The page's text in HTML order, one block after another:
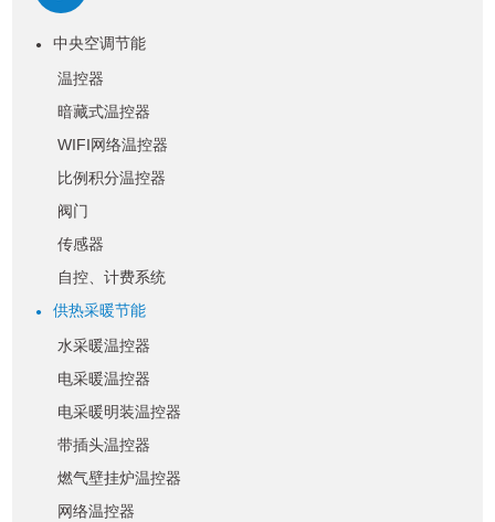
●
中央空调节能
温控器
暗藏式温控器
WIFI网络温控器
比例积分温控器
阀门
传感器
自控、计费系统
●
供热采暖节能
水采暖温控器
电采暖温控器
电采暖明装温控器
带插头温控器
燃气壁挂炉温控器
网络温控器